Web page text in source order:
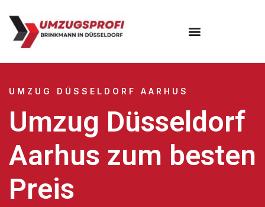
UMZUG DÜSSELDORF AARHUS
Umzug Düsseldorf
Aarhus zum besten
Preis